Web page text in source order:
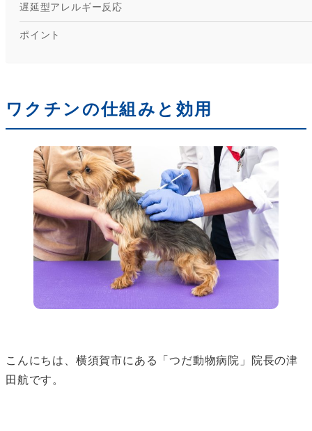
遅延型アレルギー反応
ポイント
ワクチンの仕組みと効用
こんにちは、横須賀市にある「つだ動物病院」院長の津
田航です。